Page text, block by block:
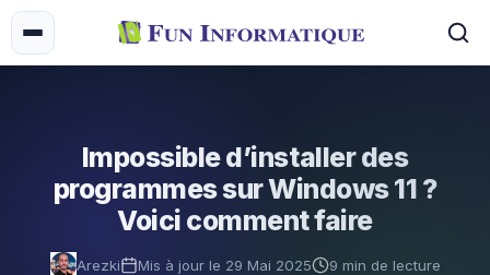
Impossible d’installer des
programmes sur Windows 11 ?
Voici comment faire
Arezki Mis à jour le 29 Mai 2025
9 min de lecture